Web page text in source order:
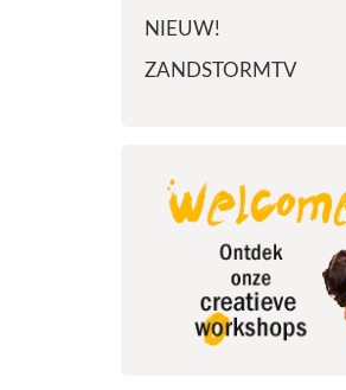
NIEUW!
ZANDSTORMTV